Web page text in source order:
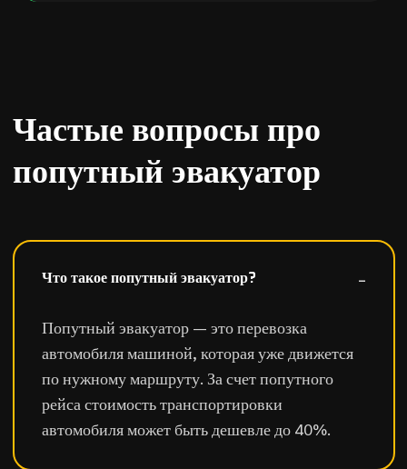
Частые вопросы про
попутный эвакуатор
Что такое попутный эвакуатор?
Попутный эвакуатор — это перевозка
автомобиля машиной, которая уже движется
по нужному маршруту. За счет попутного
рейса стоимость транспортировки
автомобиля может быть дешевле до 40%.